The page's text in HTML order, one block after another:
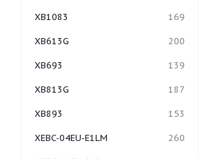
XB1083 169
XB613G 200
XB693 139
XB813G 187
XB893 153
XEBC-04EU-E1LM 260